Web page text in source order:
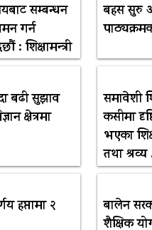
सम्बन्धन
गर्न
: शिक्षामन्त्री
बहस सुरु
बढी सुझाव
क्षेत्रमा
समावेशी
कसीमा
भएका
तथा
हप्तामा २
बालेन
शैक्षिक